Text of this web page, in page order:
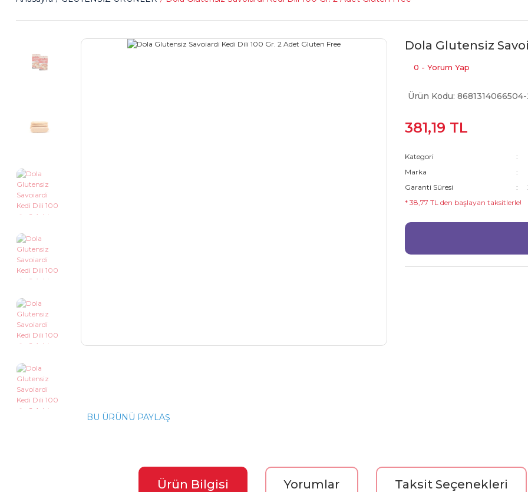
BU ÜRÜNÜ PAYLAŞ
Dola Glutensiz
0 - Yorum Yap
Ürün Kodu:
381,19 TL
Kategori
Marka
Garanti Süresi
* 38,77 TL den başlayan taksitlerle!
Ürün Bilgisi Yorumlar Taksit Seçenekleri